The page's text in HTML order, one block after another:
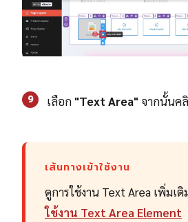
9 เลือก "Text Area" จากนั้นค
เส้นทางเข้าใช้งาน
ดูการใช้งาน Text Area เพิ่มเ
ใช้งาน Text Area Element